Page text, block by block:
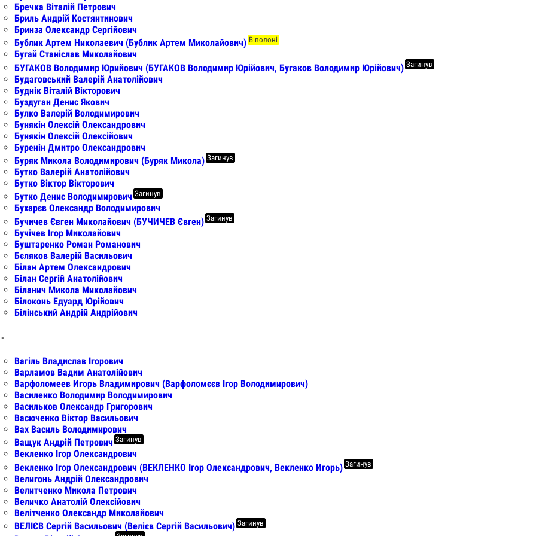
Бречка Віталій Петрович
Бриль Андрій Костянтинович
Бринза Олександр Сергійович
Бублик Артем Николаевич (Бублик Артем Миколайович) В полоні
Бугай Станіслав Миколайович
БУГАКОВ Володимир Юрийович (БУГАКОВ Володимир Юрійович, Бугаков Володимир Юрійович) Загинув
Будаговський Валерій Анатолійович
Буднік Віталій Вікторович
Буздуган Денис Якович
Булко Валерій Володимирович
Бунякін Олексій Олександрович
Бунякін Олексій Олексійович
Буренін Дмитро Олександрович
Буряк Микола Володимирович (Буряк Микола) Загинув
Бутко Валерій Анатолійович
Бутко Віктор Вікторович
Бутко Денис Володимирович Загинув
Бухарєв Олександр Володимирович
Бучичев Євген Миколайович (БУЧИЧЕВ Євген) Загинув
Бучічев Ігор Миколайович
Буштаренко Роман Романович
Бєляков Валерій Васильович
Білан Артем Олександрович
Білан Сергій Анатолійович
Біланич Микола Миколайович
Білоконь Едуард Юрійович
Білінський Андрій Андрійович
Вагіль Владислав Ігорович
Варламов Вадим Анатолійович
Варфоломеев Игорь Владимирович (Варфоломєєв Ігор Володимирович)
Василенко Володимир Володимирович
Васильков Олександр Григорович
Васюченко Віктор Васильович
Вах Василь Володимирович
Ващук Андрій Петрович Загинув
Векленко Ігор Олександрович
Векленко Ігор Олександрович (ВЕКЛЕНКО Ігор Олександрович, Векленко Игорь) Загинув
Велигонь Андрій Олександрович
Велитченко Микола Петрович
Величко Анатолій Олексійович
Велітченко Олександр Миколайович
ВЕЛІЄВ Сергій Васильович (Велієв Сергій Васильович) Загинув